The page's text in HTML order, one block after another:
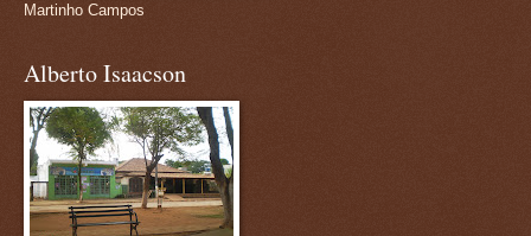
Martinho Campos
Alberto Isaacson